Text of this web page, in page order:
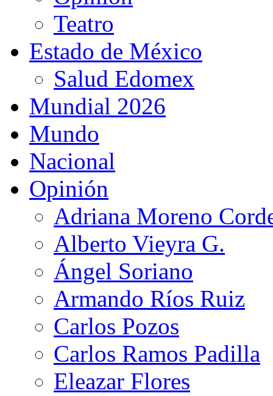
Teatro
Estado de México
Salud Edomex
Mundial 2026
Mundo
Nacional
Opinión
Adriana Moreno
Alberto Vieyra G.
Ángel Soriano
Armando Ríos Ruiz
Carlos Pozos
Carlos Ramos Padilla
Eleazar Flores